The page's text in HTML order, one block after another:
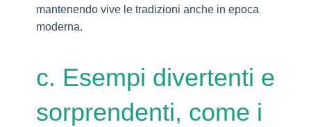
mantenendo vive le tradizioni anche in epoca
moderna.
c. Esempi divertenti e
sorprendenti, come i